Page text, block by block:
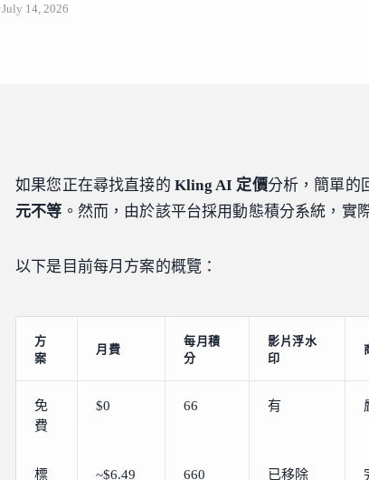
July 14, 2026
如果您正在尋找直接的 Kling AI 定價分析，簡單的
元不等 。然而，由於該平台採用動態積分系統，實
以下是目前每月方案的概覽：
方
案
月費
每月積
分
影片浮水
印
免
費
$0 66 有
標
~$6.49 660 已移除